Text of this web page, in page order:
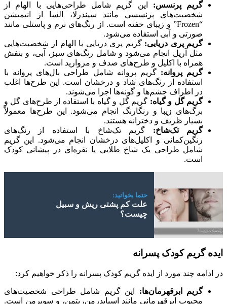
گریم پرنسس: این گریم شامل طراحی‌هایی با الهام از
شخصیت‌های پرنسسی مانند سیندرلا، السا از انیمیشن
“Frozen” و زیبای خفته است. از رنگ‌های نرم و پاستلی مانند
صورتی و آبی استفاده می‌شود.
گریم پری دریایی:گریم پری دریایی با الهام از شخصیت‌هایی
مثل آریل انجام می‌شود و شامل رنگ‌های سبز، آبی، و بنفش
همراه با اکلیل و طرح‌های صدف و مروارید است.
گریم پروانه: گریم پروانه شامل طراحی بال‌های پروانه با
استفاده از رنگ‌های شاد و درخشان است. این طرح‌ها اغلب
در اطراف چشم‌ها و گونه‌ها اجرا می‌شوند.
گریم گل و گیاه: گریم گل و گیاه با استفاده از طرح‌های گل و
برگ‌های زیبا و رنگارنگ انجام می‌شود. این طرح‌ها معمولاً
بسیار ظریف و دخترانه هستند.
گریم تک‌شاخ: گریم تک‌شاخ با استفاده از رنگ‌های
رنگین‌کمانی و اکلیل‌های درخشان انجام می‌شود. این گریم
شامل طراحی یک شاخ طلایی یا نقره‌ای در پیشانی کودک
است.
حتما بخوانید:
علت کم پشتی ریش و سبیل
چیست؟
ایده گریم‌ کودک پسرانه
در ادامه چند مورد از ایده گریم کودک پسرانه را ذکر خواهیم کرد:
گریم ابرقهرمان‌ها: این گریم شامل طراحی شخصیت‌های
محبوب ابرقهرمانی مانند اسپایدرمن، بتمن، و سوپرمن است.